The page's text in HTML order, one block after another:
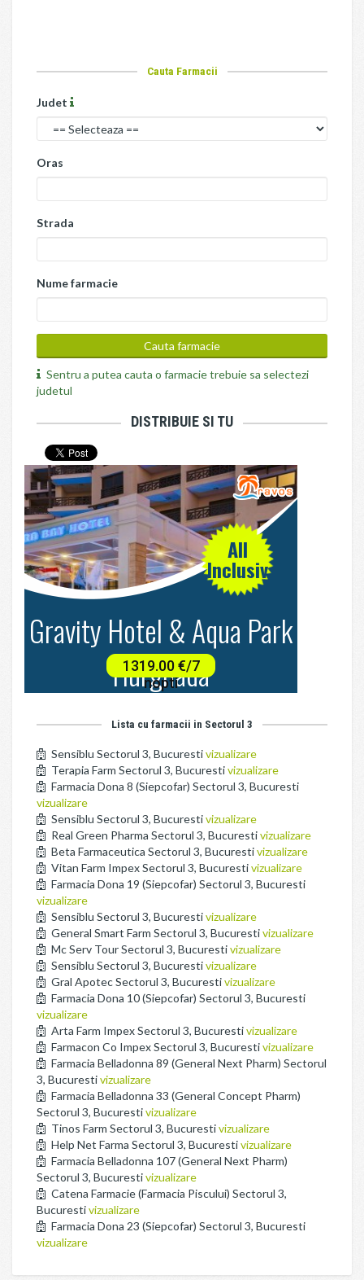
Cauta Farmacii
Judet
Oras
Strada
Nume farmacie
Sentru a putea cauta o farmacie trebuie sa selectezi
judetul
DISTRIBUIE SI TU
Lista cu farmacii in Sectorul 3
Sensiblu Sectorul 3, Bucurestivizualizare
Terapia Farm Sectorul 3, Bucurestivizualizare
Farmacia Dona 8 (Siepcofar) Sectorul 3, Bucuresti
vizualizare
Sensiblu Sectorul 3, Bucurestivizualizare
Real Green Pharma Sectorul 3, Bucurestivizualizare
Beta Farmaceutica Sectorul 3, Bucurestivizualizare
Vitan Farm Impex Sectorul 3, Bucurestivizualizare
Farmacia Dona 19 (Siepcofar) Sectorul 3, Bucuresti
vizualizare
Sensiblu Sectorul 3, Bucurestivizualizare
General Smart Farm Sectorul 3, Bucurestivizualizare
Mc Serv Tour Sectorul 3, Bucurestivizualizare
Sensiblu Sectorul 3, Bucurestivizualizare
Gral Apotec Sectorul 3, Bucurestivizualizare
Farmacia Dona 10 (Siepcofar) Sectorul 3, Bucuresti
vizualizare
Arta Farm Impex Sectorul 3, Bucurestivizualizare
Farmacon Co Impex Sectorul 3, Bucurestivizualizare
Farmacia Belladonna 89 (General Next Pharm) Sectorul
3, Bucurestivizualizare
Farmacia Belladonna 33 (General Concept Pharm)
Sectorul 3, Bucurestivizualizare
Tinos Farm Sectorul 3, Bucurestivizualizare
Help Net Farma Sectorul 3, Bucurestivizualizare
Farmacia Belladonna 107 (General Next Pharm)
Sectorul 3, Bucurestivizualizare
Catena Farmacie (Farmacia Piscului) Sectorul 3,
Bucurestivizualizare
Farmacia Dona 23 (Siepcofar) Sectorul 3, Bucuresti
vizualizare